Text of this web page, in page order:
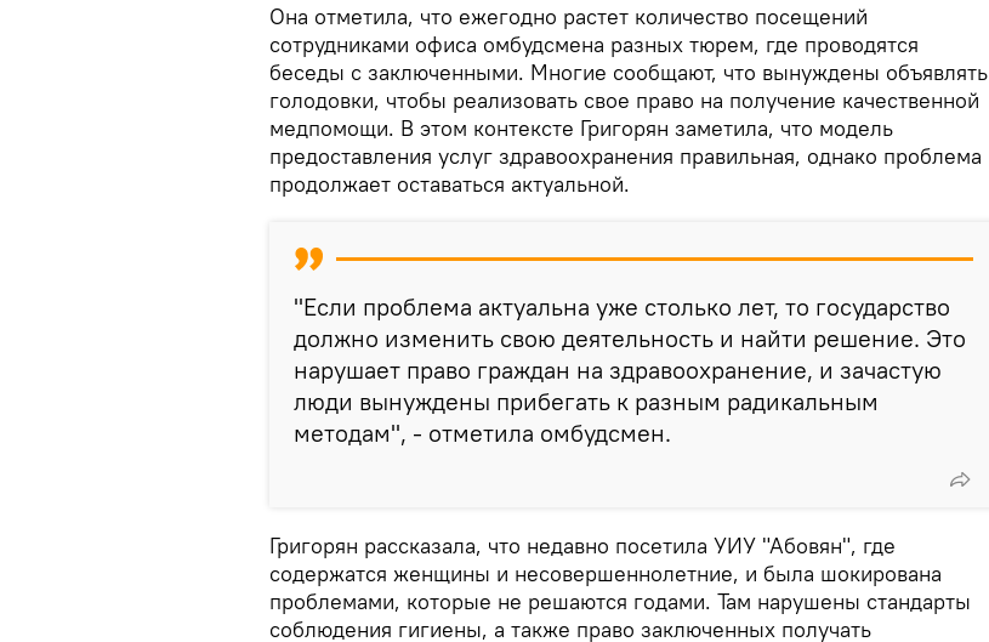
Она отметила, что ежегодно растет количество посещений
сотрудниками офиса омбудсмена разных тюрем, где проводятся
беседы с заключенными. Многие сообщают, что вынуждены объявлять
голодовки, чтобы реализовать свое право на получение качественной
медпомощи. В этом контексте Григорян заметила, что модель
предоставления услуг здравоохранения правильная, однако проблема
продолжает оставаться актуальной.
"Если проблема актуальна уже столько лет, то государство
должно изменить свою деятельность и найти решение. Это
нарушает право граждан на здравоохранение, и зачастую
люди вынуждены прибегать к разным радикальным
методам", - отметила омбудсмен.
Григорян рассказала, что недавно посетила УИУ "Абовян", где
содержатся женщины и несовершеннолетние, и была шокирована
проблемами, которые не решаются годами. Там нарушены стандарты
соблюдения гигиены, а также право заключенных получать